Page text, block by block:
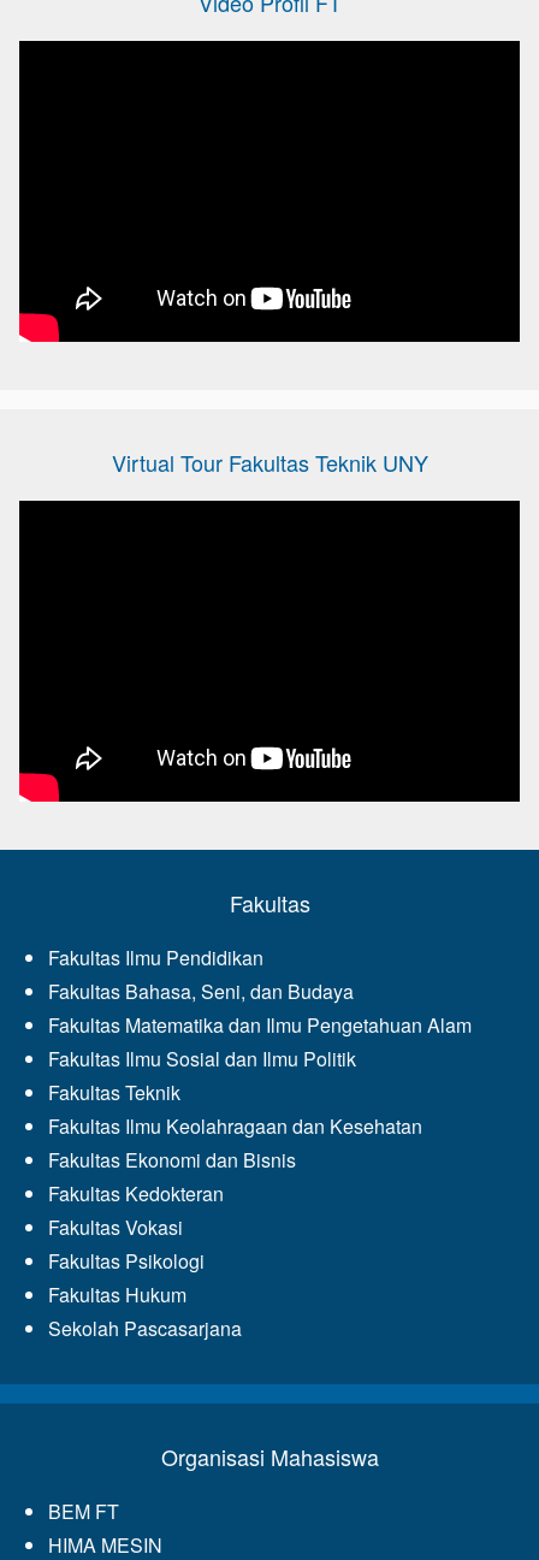
Virtual Tour Fakultas Teknik UNY
Fakultas
Fakultas Ilmu Pendidikan
Fakultas Bahasa, Seni, dan Budaya
Fakultas Matematika dan Ilmu Pengetahuan Alam
Fakultas Ilmu Sosial dan Ilmu Politik
Fakultas Teknik
Fakultas Ilmu Keolahragaan dan Kesehatan
Fakultas Ekonomi dan Bisnis
Fakultas Kedokteran
Fakultas Vokasi
Fakultas Psikologi
Fakultas Hukum
Sekolah Pascasarjana
Organisasi Mahasiswa
BEM FT
HIMA MESIN